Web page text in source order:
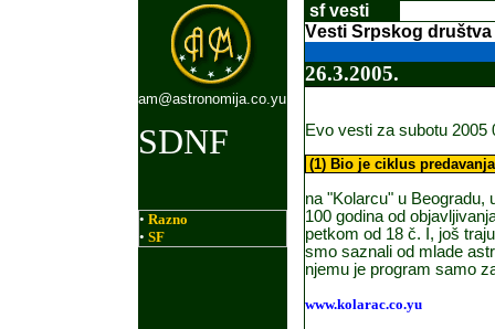
am@astronomija.co.yu
SDNF
• Razno
• SF
sf vesti
Vesti Srpskog društva
26.3.2005.
Evo vesti za subotu 2005
(1) Bio je ciklus predavanja
na "Kolarcu" u Beogradu,
100 godina od
petkom od 18 č. I, još
smo saznali od mlade
njemu je program samo
www.kolarac.co.yu